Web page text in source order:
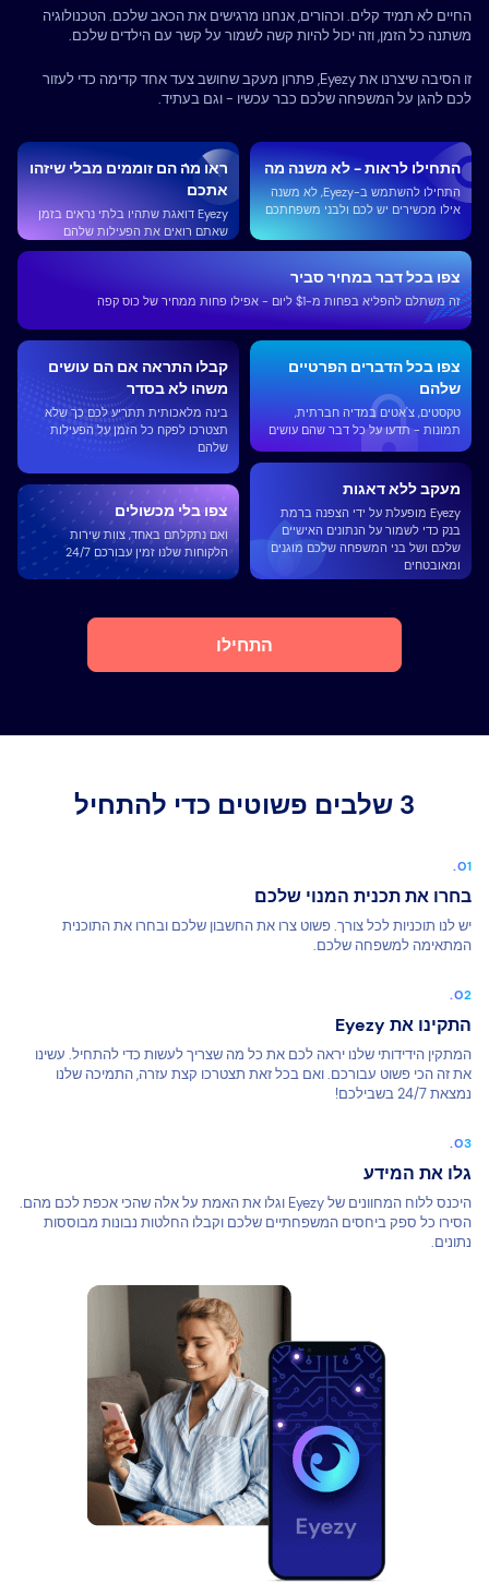
החיים לא תמיד קלים. וכהורים, אנחנו מרגישים את הכאב שלכם. הטכנולוגיה
משתנה כל הזמן, וזה יכול להיות קשה לשמור על קשר עם הילדים שלכם.
זו הסיבה שיצרנו את Eyezy, פתרון מעקב שחושב צעד אחד קדימה כדי לעזור
לכם להגן על המשפחה שלכם כבר עכשיו - וגם בעתיד.
התחילו לראות - לא משנה מה
התחילו להשתמש ב-Eyezy, לא משנה
אילו מכשירים יש לכם ולבני משפחתכם
ראו מה הם זוממים מבלי שיזהו
אתכם
Eyezy דואגת שתהיו בלתי נראים בזמן
שאתם רואים את הפעילות שלהם
מעקב ללא דאגות
Eyezy מופעלת על ידי הצפנה ברמת
בנק כדי לשמור על הנתונים האישיים
שלכם ושל בני המשפחה שלכם מוגנים
ומאובטחים
צפו בכל הדברים הפרטיים
שלהם
טקסטים, צ'אטים במדיה חברתית,
תמונות - תדעו על כל דבר שהם עושים
צפו בכל דבר במחיר סביר
זה משתלם להפליא בפחות מ-$1 ליום - אפילו פחות ממחיר של כוס קפה
קבלו התראה אם ​​הם עושים
משהו לא בסדר
בינה מלאכותית תתריע לכם כך שלא
תצטרכו לפקח כל הזמן על הפעילות
שלהם
צפו בלי מכשולים
ואם נתקלתם באחד, צוות שירות
הלקוחות שלנו זמין עבורכם 24/7
התחילו
3 שלבים פשוטים כדי להתחיל
בחרו את תכנית המנוי שלכם
יש לנו תוכניות לכל צורך. פשוט צרו את החשבון שלכם ובחרו את התוכנית
המתאימה למשפחה שלכם.
התקינו את Eyezy
המתקין הידידותי שלנו יראה לכם את כל מה שצריך לעשות כדי להתחיל. עשינו
את זה הכי פשוט עבורכם. ואם בכל זאת תצטרכו קצת עזרה, התמיכה שלנו
נמצאת 24/7 בשבילכם!
גלו את המידע
היכנס ללוח המחוונים של Eyezy וגלו את האמת על אלה שהכי אכפת לכם מהם.
הסירו כל ספק ביחסים המשפחתיים שלכם וקבלו החלטות נבונות מבוססות
נתונים.